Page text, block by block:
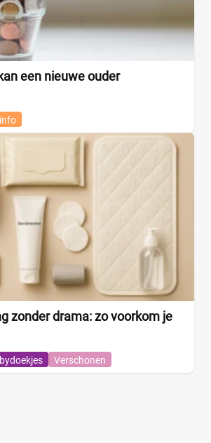
een nieuwe ouder
zonder drama: zo voorkom je
Verschonen